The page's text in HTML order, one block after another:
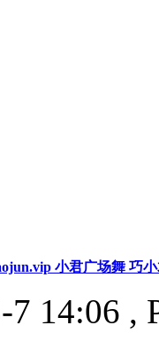
小君广场舞 巧
7 14:06 ,